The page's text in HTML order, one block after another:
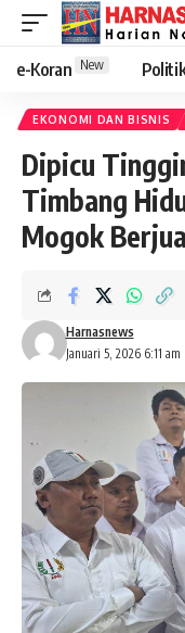
e-Koran New
EKONOMI DAN BISNIS
Dipicu
Timbang
Mogok
Januari 5, 2026 6:11 am
Harnasnews